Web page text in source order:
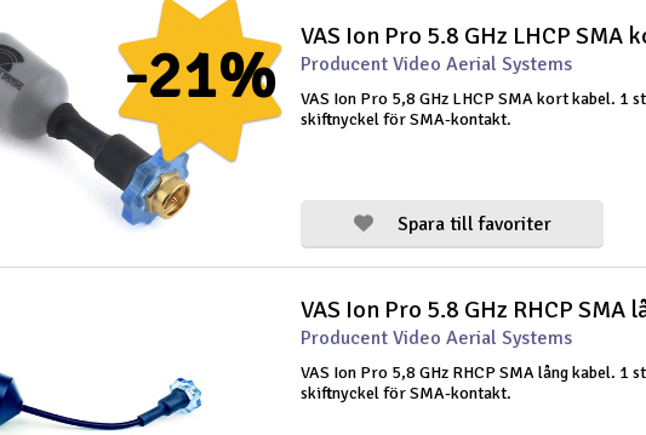
-21%
VAS Ion Pro 5.8 GHz LHCP SMA
Producent Video Aerial Systems
VAS Ion Pro 5,8 GHz LHCP SMA kort kabel. 1
skiftnyckel för SMA-kontakt.
Spara till favoriter
VAS Ion Pro 5.8 GHz RHCP SMA
Producent Video Aerial Systems
VAS Ion Pro 5,8 GHz RHCP SMA lång kabel. 1
skiftnyckel för SMA-kontakt.